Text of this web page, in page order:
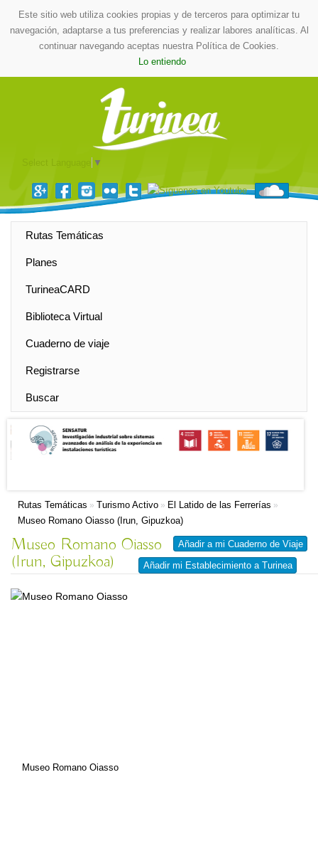
Este sitio web utiliza cookies propias y de terceros para optimizar tu
navegación, adaptarse a tus preferencias y realizar labores analíticas. Al
continuar navegando aceptas nuestra Política de Cookies.
Lo entiendo
▼
Rutas Temáticas
Planes
TurineaCARD
Biblioteca Virtual
Cuaderno de viaje
Registrarse
Buscar
Rutas Temáticas » Turismo Activo » El Latido de las Ferrerías »
Museo Romano Oiasso (Irun, Gipuzkoa)
Añadir a mi Cuaderno de Viaje
Añadir mi Establecimiento a Turinea
Museo Romano Oiasso
(Irun, Gipuzkoa)
Museo Romano Oiasso